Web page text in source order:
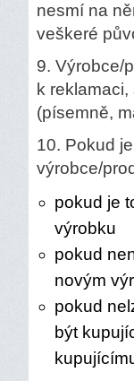
nesmí na
veškeré
9. Výrobce/
k
(písemně,
10. Pokud
výrobce/
pokud je
výrobku
pokud
novým
pokud
být